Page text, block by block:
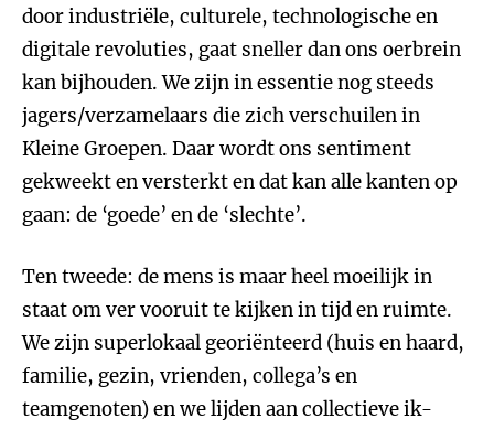
door industriële, culturele, technologische en
digitale revoluties, gaat sneller dan ons oerbrein
kan bijhouden. We zijn in essentie nog steeds
jagers/verzamelaars die zich verschuilen in
Kleine Groepen. Daar wordt ons sentiment
gekweekt en versterkt en dat kan alle kanten op
gaan: de ‘goede’ en de ‘slechte’.
Ten tweede: de mens is maar heel moeilijk in
staat om ver vooruit te kijken in tijd en ruimte.
We zijn superlokaal georiënteerd (huis en haard,
familie, gezin, vrienden, collega’s en
teamgenoten) en we lijden aan collectieve ik-